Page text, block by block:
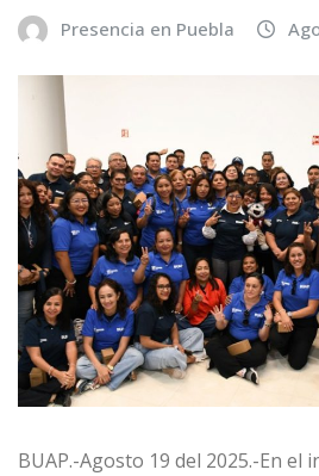
Presencia en Puebla
BUAP.-Agosto 19 del 2025.-En el